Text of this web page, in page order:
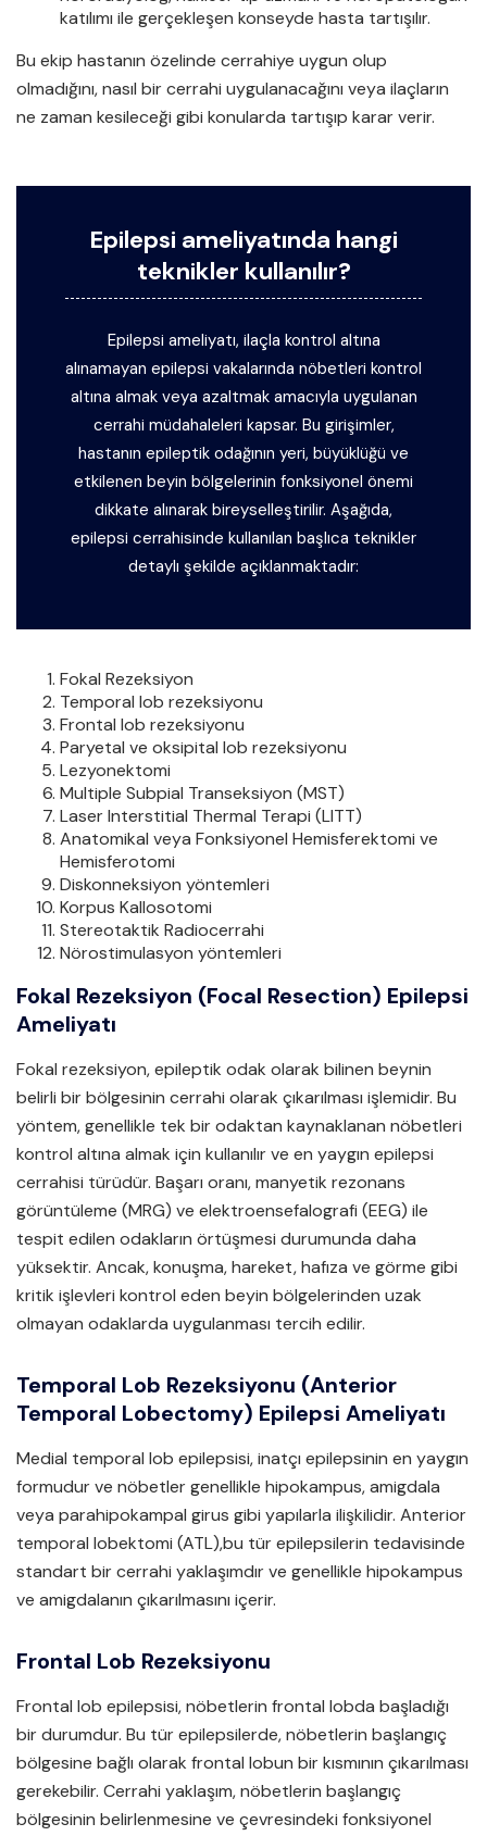
katılımı ile gerçekleşen konseyde hasta tartışılır.
Bu ekip hastanın özelinde cerrahiye uygun olup
olmadığını, nasıl bir cerrahi uygulanacağını veya ilaçların
ne zaman kesileceği gibi konularda tartışıp karar verir.
Epilepsi ameliyatında hangi
teknikler kullanılır?
Epilepsi ameliyatı, ilaçla kontrol altına
alınamayan epilepsi vakalarında nöbetleri kontrol
altına almak veya azaltmak amacıyla uygulanan
cerrahi müdahaleleri kapsar. Bu girişimler,
hastanın epileptik odağının yeri, büyüklüğü ve
etkilenen beyin bölgelerinin fonksiyonel önemi
dikkate alınarak bireyselleştirilir. Aşağıda,
epilepsi cerrahisinde kullanılan başlıca teknikler
detaylı şekilde açıklanmaktadır:
Fokal Rezeksiyon
Temporal lob rezeksiyonu
Frontal lob rezeksiyonu
Paryetal ve oksipital lob rezeksiyonu
Lezyonektomi
Multiple Subpial Transeksiyon (MST)
Laser Interstitial Thermal Terapi (LITT)
Anatomikal veya Fonksiyonel Hemisferektomi ve
Hemisferotomi
Diskonneksiyon yöntemleri
Korpus Kallosotomi
Stereotaktik Radiocerrahi
Nörostimulasyon yöntemleri
Fokal Rezeksiyon (Focal Resection) Epilepsi
Ameliyatı
Fokal rezeksiyon, epileptik odak olarak bilinen beynin
belirli bir bölgesinin cerrahi olarak çıkarılması işlemidir. Bu
yöntem, genellikle tek bir odaktan kaynaklanan nöbetleri
kontrol altına almak için kullanılır ve en yaygın epilepsi
cerrahisi türüdür. Başarı oranı, manyetik rezonans
görüntüleme (MRG) ve elektroensefalografi (EEG) ile
tespit edilen odakların örtüşmesi durumunda daha
yüksektir. Ancak, konuşma, hareket, hafıza ve görme gibi
kritik işlevleri kontrol eden beyin bölgelerinden uzak
olmayan odaklarda uygulanması tercih edilir.
Temporal Lob Rezeksiyonu (Anterior
Temporal Lobectomy) Epilepsi Ameliyatı
Medial temporal lob epilepsisi, inatçı epilepsinin en yaygın
formudur ve nöbetler genellikle hipokampus, amigdala
veya parahipokampal girus gibi yapılarla ilişkilidir. Anterior
temporal lobektomi (ATL),bu tür epilepsilerin tedavisinde
standart bir cerrahi yaklaşımdır ve genellikle hipokampus
ve amigdalanın çıkarılmasını içerir.
Frontal Lob Rezeksiyonu
Frontal lob epilepsisi, nöbetlerin frontal lobda başladığı
bir durumdur. Bu tür epilepsilerde, nöbetlerin başlangıç
bölgesine bağlı olarak frontal lobun bir kısmının çıkarılması
gerekebilir. Cerrahi yaklaşım, nöbetlerin başlangıç
bölgesinin belirlenmesine ve çevresindeki fonksiyonel